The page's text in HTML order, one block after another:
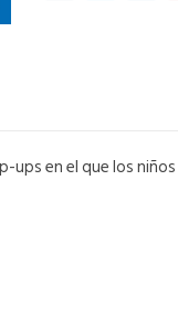
ups en el que los